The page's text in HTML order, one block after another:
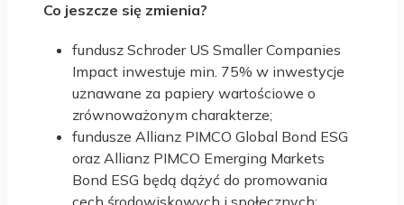
Co jeszcze się zmienia?
fundusz Schroder US Smaller Companies
Impact inwestuje min. 75% w inwestycje
uznawane za papiery wartościowe o
zrównoważonym charakterze;
fundusze Allianz PIMCO Global Bond ESG
oraz Allianz PIMCO Emerging Markets
Bond ESG będą dążyć do promowania